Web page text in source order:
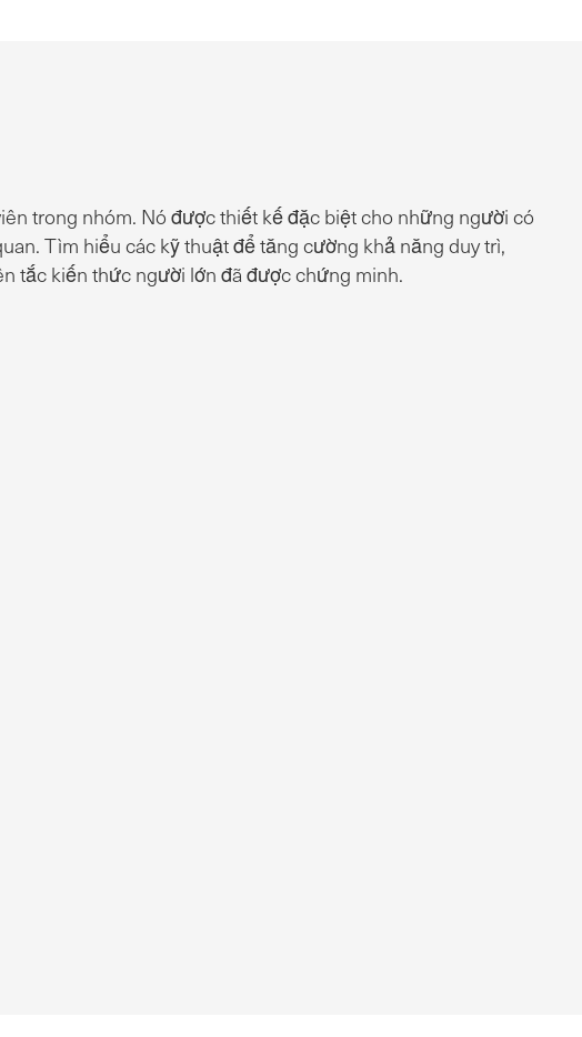
trong nhóm. Nó được thiết kế đặc biệt cho những người có
Tìm hiểu các kỹ thuật để tăng cường khả năng duy trì,
tắc kiến thức người lớn đã được chứng minh.